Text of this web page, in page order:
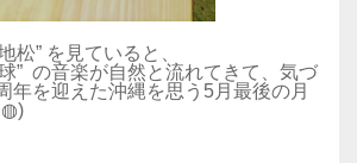
松” を見ていると、
” の音楽が自然と流れてきて、気づ
年を迎えた沖縄を思う5月最後の月